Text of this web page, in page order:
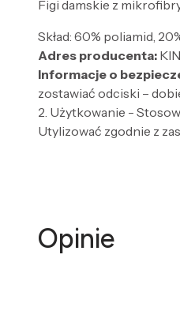
Figi damskie z
Skład: 60% poliamid,
Adres producenta:
Informacje o
zostawiać odciski –
2. Użytkowanie -
Utylizować zgodnie z
Opinie